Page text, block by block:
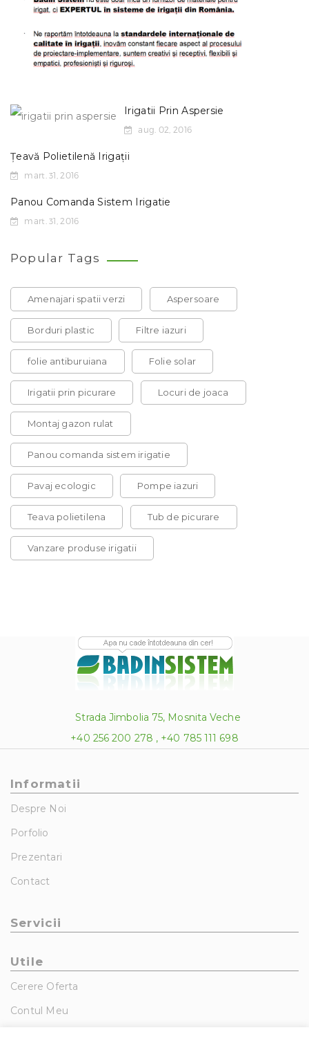
Irigatii Prin Aspersie
aug. 02, 2016
Țeavă Polietilenă Irigații
mart. 31, 2016
Panou Comanda Sistem Irigatie
mart. 31, 2016
Popular Tags
Amenajari spatii verzi Aspersoare
Borduri plastic Filtre iazuri
folie antiburuiana Folie solar
Irigatii prin picurare Locuri de joaca
Montaj gazon rulat
Panou comanda sistem irigatie
Pavaj ecologic Pompe iazuri
Teava polietilena Tub de picurare
Vanzare produse irigatii
Strada Jimbolia 75, Mosnita Veche
+40 256 200 278 , +40 785 111 698
Informatii
Despre Noi
Porfolio
Prezentari
Contact
Servicii
Utile
Cerere Oferta
Contul Meu